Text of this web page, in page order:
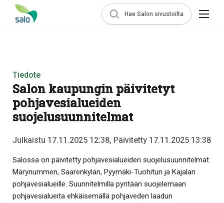
Hae Salon sivustoilta
Tiedote
Salon kaupungin päivitetyt
pohjavesialueiden
suojelusuunnitelmat
Julkaistu 17.11.2025 12:38, Päivitetty 17.11.2025 13:38
Salossa on päivitetty pohjavesialueiden suojelusuunnitelmat
Märynummen, Saarenkylän, Pyymäki-Tuohitun ja Kajalan
pohjavesialueille. Suunnitelmilla pyritään suojelemaan
pohjavesialueita ehkäisemällä pohjaveden laadun